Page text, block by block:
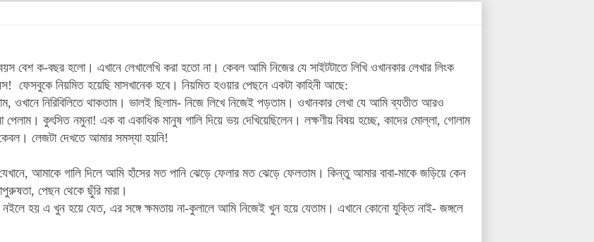
বেশ ক-বছর হলো। এখানে লেখালেখি করা হতো না। কেবল আমি নিজের যে সাইটটাতে লিখি ওখানকার লেখার লিংক
ফেসবুকে নিয়মিত হয়েছি মাসখানেক হবে। নিয়মিত হওয়ার পেছনে একটা কাহিনী আছে:
ওখানে নিরিবিলিতে থাকতাম। ভালই ছিলাম- নিজে লিখে নিজেই পড়তাম। ওখানকার লেখা যে আমি ব্যতীত আরও
কুৎসিত নমুনা! এক বা একাধিক মানুষ গালি দিয়ে ভয় দেখিয়েছিলেন। লক্ষণীয় বিষয় হচ্ছে, কাদের মোল্লা, গোলাম
লেজটা দেখতে আমার সমস্যা হয়নি!
আমাকে গালি দিলে আমি হাঁসের মত পানি ঝেড়ে ফেলার মত ঝেড়ে ফেলতাম। কিন্তু আমার বাবা-মাকে জড়িয়ে কেন
পেছন থেকে ছুঁরি মারা।
নইলে হয় এ খুন হয়ে যেত, এর সঙ্গে ক্ষমতায় না-কুলালে আমি নিজেই খুন হয়ে যেতাম। এখানে কোনো যুক্তি নাই- জঙ্গলে